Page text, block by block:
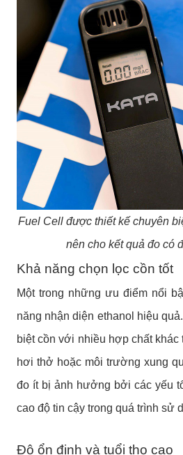
Fuel Cell được thiết kế chuyên
nên cho kết quả đo có
Khả năng chọn lọc cồn tốt
Một trong những ưu điểm nổi
năng nhận diện ethanol hiệu
biệt cồn với nhiều hợp chất
hơi thở hoặc môi trường xung
đo ít bị ảnh hưởng bởi các yếu
cao độ tin cậy trong quá trình sử
Độ ổn định và tuổi thọ cao